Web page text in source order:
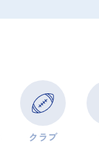
クラブ